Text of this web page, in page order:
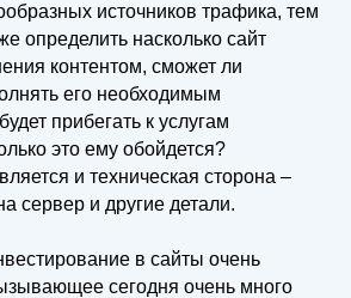
источников трафика, тем
определить насколько сайт
контентом, сможет ли
его необходимым
прибегать к услугам
это ему обойдется?
и техническая сторона –
сервер и другие детали.
в сайты очень
сегодня очень много